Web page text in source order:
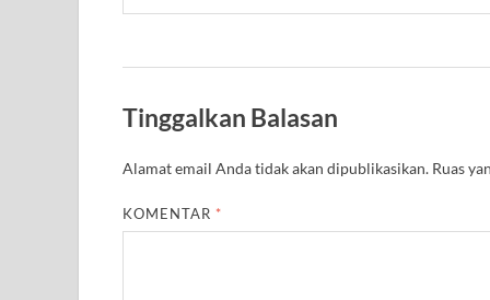
Tinggalkan Balasan
Alamat email Anda tidak akan dipublikasikan. Ruas
KOMENTAR *